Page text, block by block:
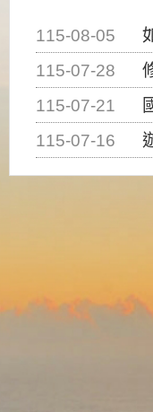
115-08-05
115-07-28
修
115-07-21
國
115-07-16